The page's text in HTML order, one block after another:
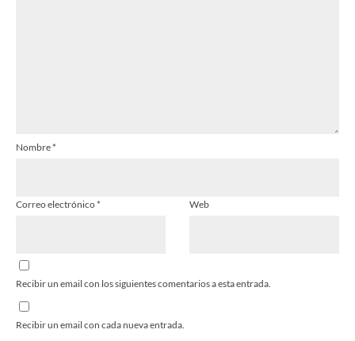
Nombre*
Correo electrónico* Web
Recibir un email con los siguientes comentarios a esta entrada.
Recibir un email con cada nueva entrada.